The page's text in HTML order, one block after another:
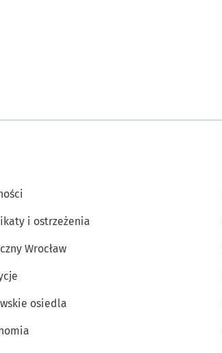
i ostrzeżenia
Wrocław
osiedla